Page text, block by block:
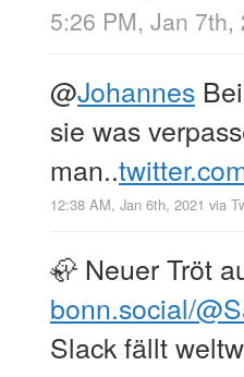
5:26 PM, Jan 7th,
@Johannes
sie was
man..
12:38 AM, Jan 6th, 2021 via
🦣 Neuer Tröt
bonn.social/
Slack fällt